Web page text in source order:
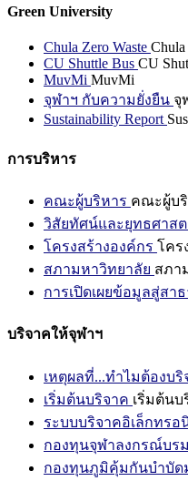
Green University
Chula Zero Waste Chula
CU Shuttle Bus CU
MuvMi MuvMi
จุฬาฯ กับความยั่งยืน จุ
Sustainability Report
การบริหาร
คณะผู้บริหาร คณะผู้บ
วิสัยทัศน์และยุทธศาสต
โครงสร้างองค์กร โคร
สภามหาวิทยาลัย สภา
การเปิดเผยข้อมูลสู่สา
บริจาคให้จุฬาฯ
เหตุผลที่...ทำไมต้องบ
เริ่มต้นบริจาค เริ่มต้นบ
ระบบบริจาคอิเล็กทรอ
กองทุนจุฬาลงกรณ์บร
กองทุนภูมิคุ้มกันบำบัด